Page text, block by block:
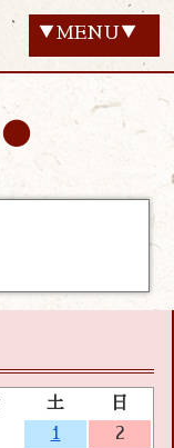
▼MENU▼
土
日
1
2